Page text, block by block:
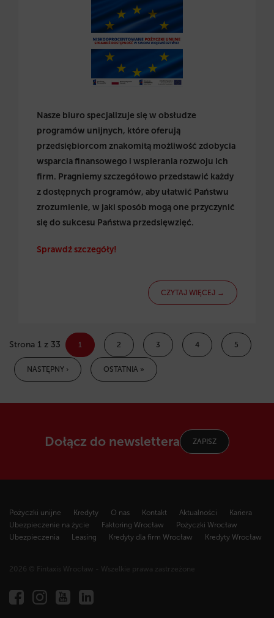
Nasze biuro specjalizuje się w obsłudze
programów unijnych, które oferują
przedsiębiorcom znakomitą możliwość zdobycia
wsparcia finansowego i wspierania rozwoju ich
firm. Pragniemy szczegółowo przedstawić każdy
z dostępnych programów, aby ułatwić Państwu
zrozumienie, w jaki sposób mogą one przyczynić
się do sukcesu Państwa przedsięwzięć.
Sprawdź szczegóły!
CZYTAJ WIĘCEJ →
Strona 1 z 33 1 2 3 4 5
NASTĘPNY › OSTATNIA »
Dołącz do newslettera ZAPISZ
Pożyczki unijne Kredyty O nas Kontakt Aktualności
Kariera
Ubezpieczenie na życie
Faktoring Wrocław
Pożyczki Wrocław
Ubezpieczenia
Leasing Kredyty dla firm Wrocław Kredyty Wrocław
2026 © Fintaxis Wrocław - Wszelkie prawa zastrzeżone